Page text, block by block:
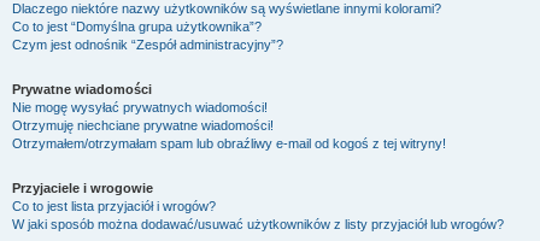
Dlaczego niektóre nazwy użytkowników są wyświetlane innymi kolorami?
Co to jest “Domyślna grupa użytkownika”?
Czym jest odnośnik “Zespół administracyjny”?
Prywatne wiadomości
Nie mogę wysyłać prywatnych wiadomości!
Otrzymuję niechciane prywatne wiadomości!
Otrzymałem/otrzymałam spam lub obraźliwy e-mail od kogoś z tej witryny!
Przyjaciele i wrogowie
Co to jest lista przyjaciół i wrogów?
W jaki sposób można dodawać/usuwać użytkowników z listy przyjaciół lub wrogów?